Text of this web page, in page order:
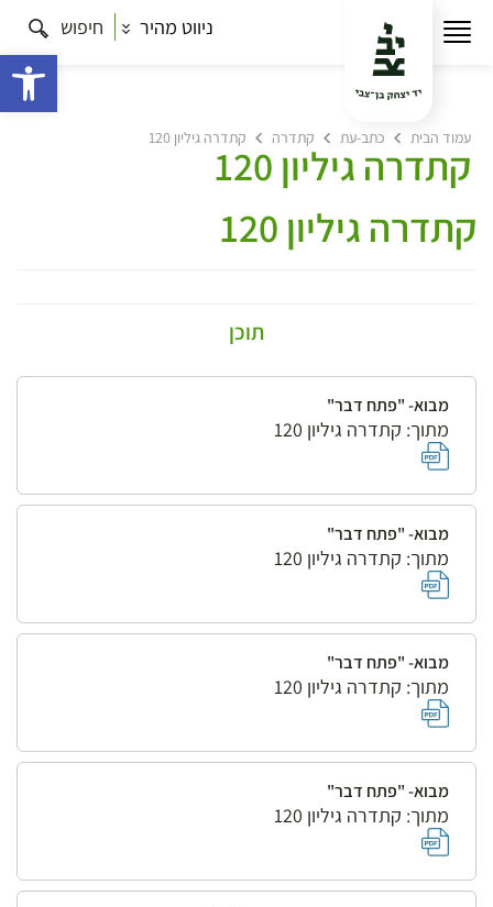
ניווט מהיר חיפוש
עמוד הבית כתב-עת קתדרה קתדרה גיליון 120
קתדרה גיליון 120
קתדרה גיליון 120
תוכן
מבוא- "פתח דבר"
מתוך: קתדרה גיליון 120
מבוא- "פתח דבר"
מתוך: קתדרה גיליון 120
מבוא- "פתח דבר"
מתוך: קתדרה גיליון 120
מבוא- "פתח דבר"
מתוך: קתדרה גיליון 120